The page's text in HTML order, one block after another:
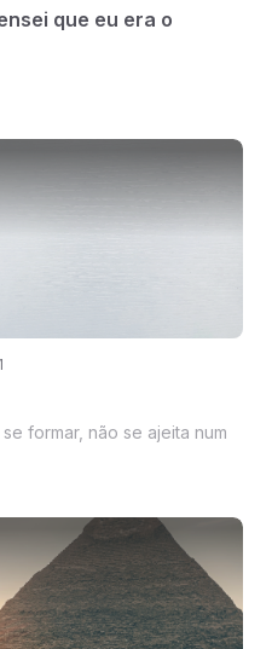
que eu era o
formar, não se ajeita num